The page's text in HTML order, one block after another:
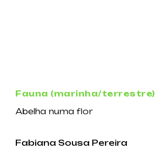
Fauna (marinha/terrestre)
Abelha numa flor
Fabiana Sousa Pereira